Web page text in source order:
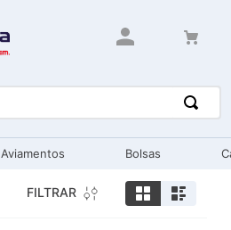
Aviamentos Bolsas
FILTRAR